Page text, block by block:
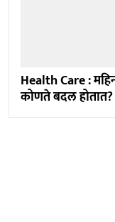
Health Care :
कोणते बदल होतात?